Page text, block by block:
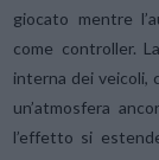
giocato mentre
come controller.
interna dei veicoli,
un’atmosfera
l’effetto si